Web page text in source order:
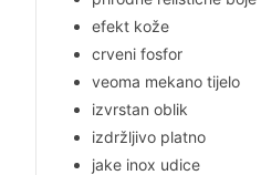
efekt kože
crveni fosfor
veoma mekano tijelo
izvrstan oblik
izdržljivo platno
jake inox udice